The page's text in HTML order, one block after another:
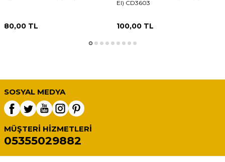
80,00 TL
El) CD3603
100,00TL
SOSYAL MEDYA
MÜŞTERI HIZMETLERI
05355029882